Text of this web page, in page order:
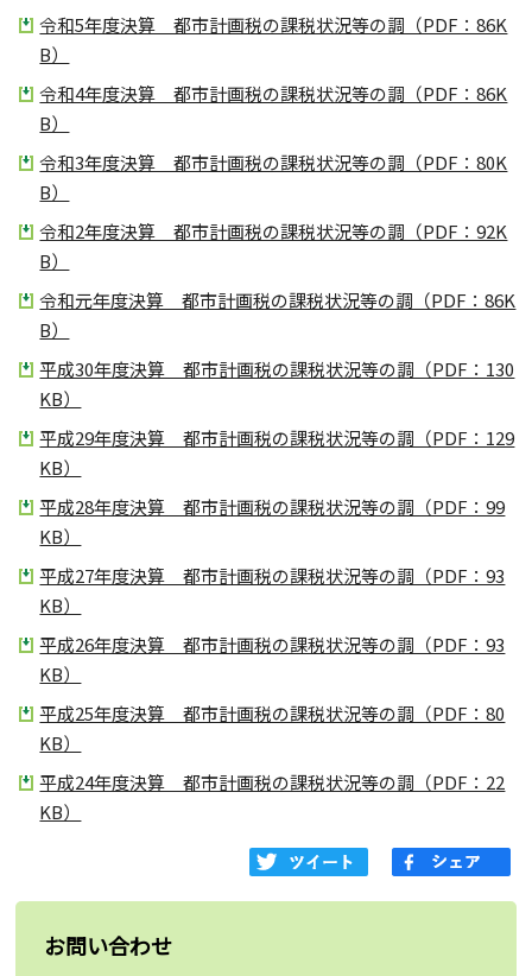
令和5年度決算 都市計画税の課税状況等の調（PDF：86K
B）
令和4年度決算 都市計画税の課税状況等の調（PDF：86K
B）
令和3年度決算 都市計画税の課税状況等の調（PDF：80K
B）
令和2年度決算 都市計画税の課税状況等の調（PDF：92K
B）
令和元年度決算 都市計画税の課税状況等の調（PDF：86K
B）
平成30年度決算 都市計画税の課税状況等の調（PDF：130
KB）
平成29年度決算 都市計画税の課税状況等の調（PDF：129
KB）
平成28年度決算 都市計画税の課税状況等の調（PDF：99
KB）
平成27年度決算 都市計画税の課税状況等の調（PDF：93
KB）
平成26年度決算 都市計画税の課税状況等の調（PDF：93
KB）
平成25年度決算 都市計画税の課税状況等の調（PDF：80
KB）
平成24年度決算 都市計画税の課税状況等の調（PDF：22
KB）
お問い合わせ